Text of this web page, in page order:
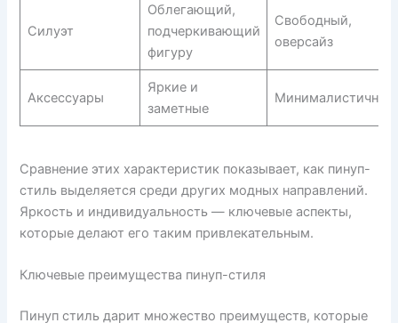
Силуэт
Облегающий,
подчеркивающий
фигуру
Свободный,
оверсайз
Аксессуары
Яркие и
заметные
Минималистичные
Сравнение этих характеристик показывает, как пинуп-
стиль выделяется среди других модных направлений.
Яркость и индивидуальность — ключевые аспекты,
которые делают его таким привлекательным.
Ключевые преимущества пинуп-стиля
Пинуп стиль дарит множество преимуществ, которые